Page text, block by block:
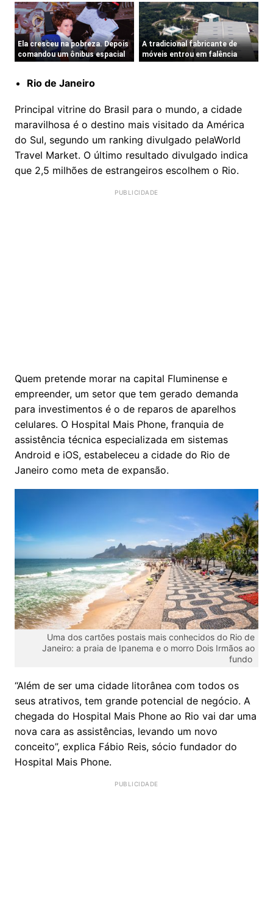
Rio de Janeiro
Principal vitrine do Brasil para o mundo, a cidade
maravilhosa é o destino mais visitado da América
do Sul, segundo um ranking divulgado pelaWorld
Travel Market. O último resultado divulgado indica
que 2,5 milhões de estrangeiros escolhem o Rio.
Quem pretende morar na capital Fluminense e
empreender, um setor que tem gerado demanda
para investimentos é o de reparos de aparelhos
celulares. O Hospital Mais Phone, franquia de
assistência técnica especializada em sistemas
Android e iOS, estabeleceu a cidade do Rio de
Janeiro como meta de expansão.
Uma dos cartões postais mais conhecidos do Rio de
Janeiro: a praia de Ipanema e o morro Dois Irmãos ao
fundo
“Além de ser uma cidade litorânea com todos os
seus atrativos, tem grande potencial de negócio. A
chegada do Hospital Mais Phone ao Rio vai dar uma
nova cara as assistências, levando um novo
conceito”, explica Fábio Reis, sócio fundador do
Hospital Mais Phone.